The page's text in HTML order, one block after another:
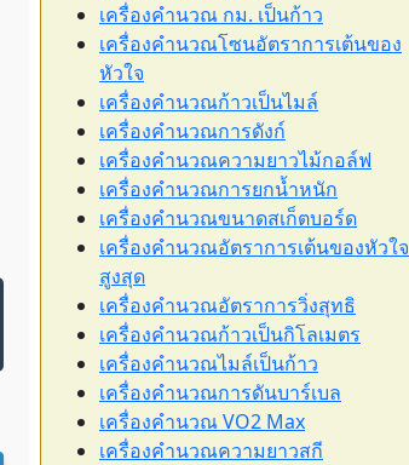
เครื่องคำนวณ กม. เป็นก้าว
เครื่องคำนวณโซนอัตราการเต้นของ
หัวใจ
เครื่องคำนวณก้าวเป็นไมล์
เครื่องคำนวณการดังก์
เครื่องคำนวณความยาวไม้กอล์ฟ
เครื่องคำนวณการยกน้ำหนัก
เครื่องคำนวณขนาดสเก็ตบอร์ด
เครื่องคำนวณอัตราการเต้นของหัวใจ
สูงสุด
เครื่องคำนวณอัตราการวิ่งสุทธิ
เครื่องคำนวณก้าวเป็นกิโลเมตร
เครื่องคำนวณไมล์เป็นก้าว
เครื่องคำนวณการดันบาร์เบล
เครื่องคำนวณ VO2 Max
เครื่องคำนวณความยาวสกี